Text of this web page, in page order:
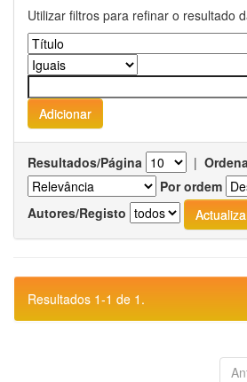
Utilizar filtros para refinar o resultado
Resultados/Página |
Por ordem
Autores/Registo
Resultados 1-1 de 1.